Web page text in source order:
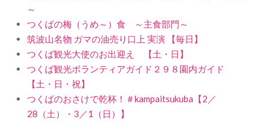
～
つくばの梅（うめ～）食 ～主食部門～
筑波山名物 ガマの油売り口上 実演 【毎日】
つくば観光大使のお出迎え 【土・日】
つくば観光ボランティアガイド２９８園内ガイド
【土・日・祝】
つくばのおさけで乾杯！＃kampaitsukuba【2／
28（土）・3／1（日）】